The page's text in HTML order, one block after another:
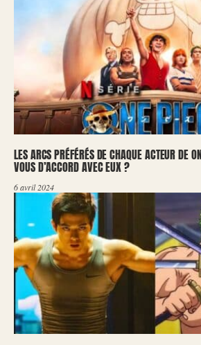
LES ARCS PRÉFÉRÉS DE CHAQUE ACTEUR DE
VOUS D’ACCORD AVEC EUX ?
6 avril 2024